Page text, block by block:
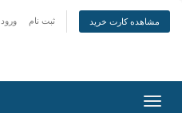
ورود ثبت نام مشاهده کارت خرید
تغییر